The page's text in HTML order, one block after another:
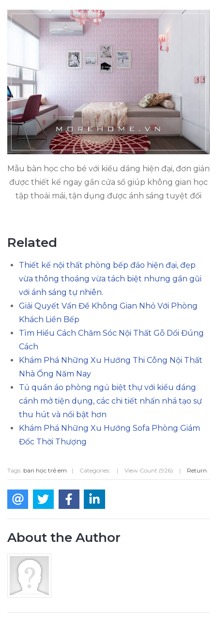
Mẫu bàn học cho bé với kiểu dáng hiện đại, đơn giản
được thiết kế ngay gần cửa sổ giúp không gian học
tập thoải mái, tận dụng được ánh sáng tuyệt đối
Related
Thiết kế nội thất phòng bếp đảo hiện đại, đẹp
vừa thông thoáng vừa tách biệt nhưng gần gũi
với ánh sáng tự nhiên.
Giải Quyết Vấn Đề Không Gian Nhỏ Với Phòng
Khách Liền Bếp
Tìm Hiểu Cách Chăm Sóc Nội Thất Gỗ Dổi Đúng
Cách
Khám Phá Những Xu Hướng Thi Công Nội Thất
Nhà Ống Năm Nay
Tủ quần áo phòng ngủ biệt thự với kiểu dáng
cánh mở tiện dụng, các chi tiết nhấn nhá tạo sự
thu hút và nổi bật hơn
Khám Phá Những Xu Hướng Sofa Phòng Giám
Đốc Thời Thượng
Tags: bàn học trẻ em | Categories: | View Count (926) | Return
About the Author